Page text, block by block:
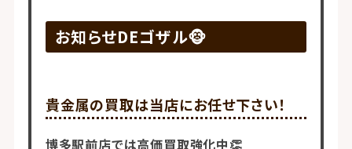
お知らせDEゴザル🐵
貴金属の買取は当店にお任せ下さい！
博多駅前店では高価買取強化中👏